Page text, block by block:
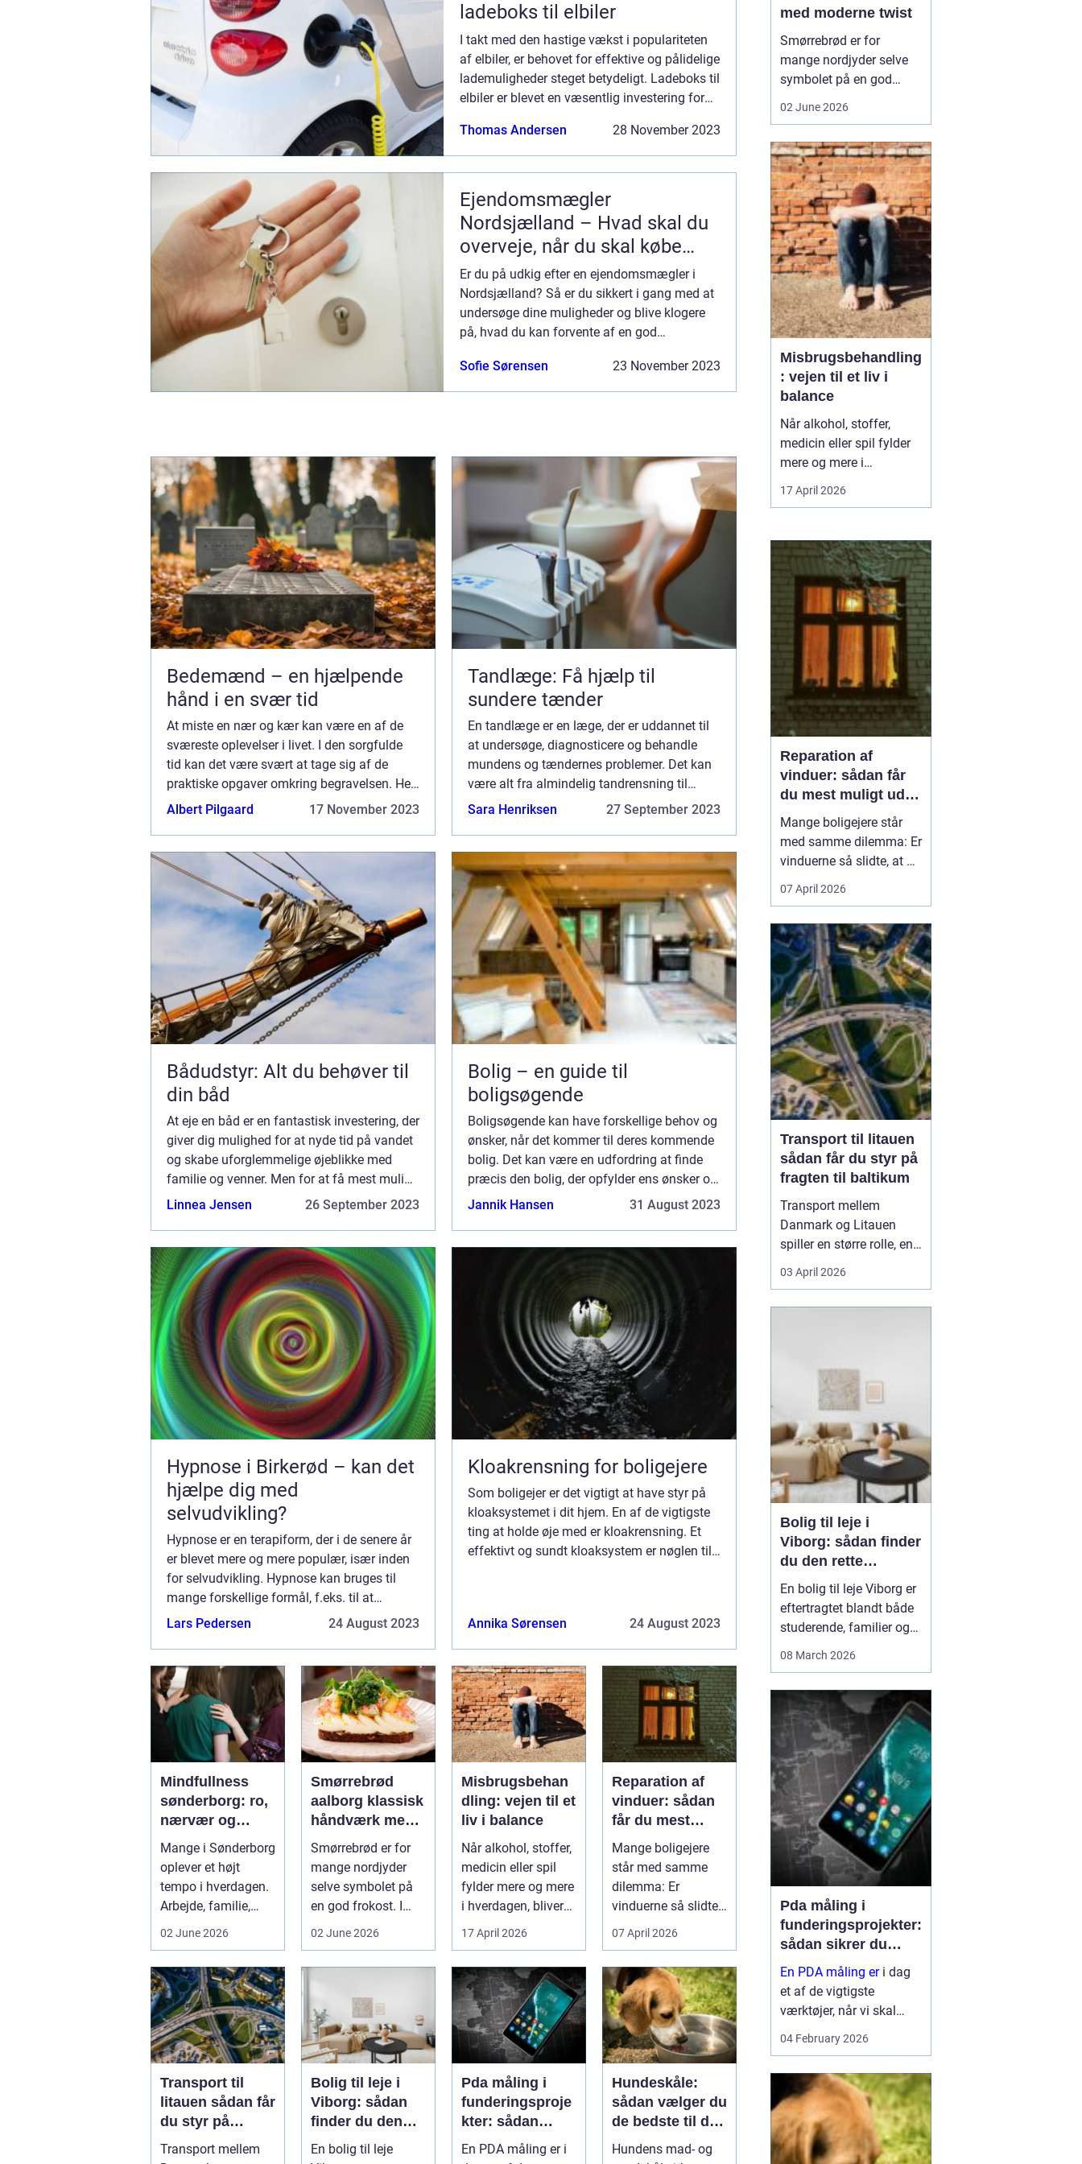
ladeboks til elbiler
I takt med den hastige vækst i populariteten
af elbiler, er behovet for effektive og pålidelige
lademuligheder steget betydeligt. Ladeboks til
elbiler er blevet en væsentlig investering for
måde at lade de...
Thomas Andersen 28 November 2023
Ejendomsmægler
Nordsjælland – Hvad skal du
overveje, når du skal købe
eller sælge bolig?
Er du på udkig efter en ejendomsmægler i
Nordsjælland? Så er du sikkert i gang med at
undersøge dine muligheder og blive klogere
på, hvad du kan forvente af en god
vigtig...
Sofie Sørensen 23 November 2023
Bedemænd – en hjælpende
hånd i en svær tid
At miste en nær og kær kan være en af de
sværeste oplevelser i livet. I den sorgfulde
tid kan det være svært at tage sig af de
praktiske opgaver omkring begravelsen. Her
kommer bedemændene ind i billedet &nda...
Albert Pilgaard 17 November 2023
Tandlæge: Få hjælp til
sundere tænder
En tandlæge er en læge, der er uddannet til
at undersøge, diagnosticere og behandle
mundens og tændernes problemer. Det kan
være alt fra almindelig tandrensning til
fyldning og tandudtrækning. Hvis du har
Sara Henriksen 27 September 2023
Bådudstyr: Alt du behøver til
din båd
At eje en båd er en fantastisk investering, der
giver dig mulighed for at nyde tid på vandet
og skabe uforglemmelige øjeblikke med
familie og venner. Men for at få mest muligt
ud af din båd, er det vigtigt at have det r...
Linnea Jensen 26 September 2023
Bolig – en guide til
boligsøgende
Boligsøgende kan have forskellige behov og
ønsker, når det kommer til deres kommende
bolig. Det kan være en udfordring at finde
præcis den bolig, der opfylder ens ønsker og
krav. I denne guide vil vi hjælp...
Jannik Hansen 31 August 2023
Hypnose i Birkerød – kan det
hjælpe dig med
selvudvikling?
Hypnose er en terapiform, der i de senere år
er blevet mere og mere populær, især inden
for selvudvikling. Hypnose kan bruges til
mange forskellige formål, f.eks. til at
behandle angst, fobier, stress og depression.
Lars Pedersen 24 August 2023
Kloakrensning for boligejere
Som boligejer er det vigtigt at have styr på
kloaksystemet i dit hjem. En af de vigtigste
ting at holde øje med er kloakrensning. Et
effektivt og sundt kloaksystem er nøglen til
Annika Sørensen 24 August 2023
Mindfullness
sønderborg: ro,
nærvær og
hverdag med
mindre stress
Mange i Sønderborg
oplever et højt
tempo i hverdagen.
Arbejde, familie,
sociale forpligtelser
02 June 2026
Smørrebrød
aalborg klassisk
håndværk med
moderne twist
Smørrebrød er for
mange nordjyder
selve symbolet på
en god frokost. I
Aalborg har den
02 June 2026
Misbrugsbehan
dling: vejen til et
liv i balance
Når alkohol, stoffer,
medicin eller spil
fylder mere og mere
i hverdagen, bliver
grænsen...
17 April 2026
Reparation af
vinduer: sådan
får du mest
muligt ud af
dine gamle
vinduer
Mange boligejere
står med samme
dilemma: Er
vinduerne så slidte,
at de bør skifte...
07 April 2026
Transport til
litauen sådan får
du styr på
fragten til
baltikum
Transport mellem
Bolig til leje i
Viborg: sådan
finder du den
rette lejlighed
En bolig til leje
Pda måling i
funderingsproje
kter: sådan
sikrer du
dokumenteret
En PDA måling er i
Hundeskåle:
sådan vælger du
de bedste til din
hund
Hundens mad- og
med moderne twist
Smørrebrød er for
mange nordjyder selve
symbolet på en god
der forener tradition og
nytænkning. Her spiller
gode råvarer, lokalt
håndværk og kreativ
anretning sammen, så
du får en...
02 June 2026
Misbrugsbehandling
: vejen til et liv i
balance
Når alkohol, stoffer,
medicin eller spil fylder
mere og mere i
hverdagen, bliver
grænsen mellem vane
sløret. Mange forsøger
længe at klare sig selv,
men for en stor del viser
erfaringen, at...
17 April 2026
Reparation af
vinduer: sådan får
du mest muligt ud af
dine gamle vinduer
Mange boligejere står
med samme dilemma: Er
vinduerne så slidte, at de
bør skiftes, eller kan de
repareres og få nyt liv? I
kan en grundig
reparation af vinduer
være en både økon...
07 April 2026
Transport til litauen
sådan får du styr på
fragten til baltikum
Transport mellem
Danmark og Litauen
spiller en større rolle, end
mange er klar over.
Litauen er et naturligt
transitknudepunkt for
gods, der skal videre syd-
og øst...
03 April 2026
Bolig til leje i
Viborg: sådan finder
du den rette
lejlighed
En bolig til leje Viborg er
eftertragtet blandt både
studerende, familier og
seniorer, fordi byen
grønne områder og et
aktivt foreningsliv.
Udbuddet spænder fra
små etvære...
08 March 2026
Pda måling i
funderingsprojekter:
sådan sikrer du
dokumenteret
bæreevne
En PDA måling eri dag
et af de vigtigste
værktøjer, når vi skal
dokumentere bæreevnen
af pæle til broer,
havne og større
byggerier. Metoden giver
hurtige, p...
04 February 2026